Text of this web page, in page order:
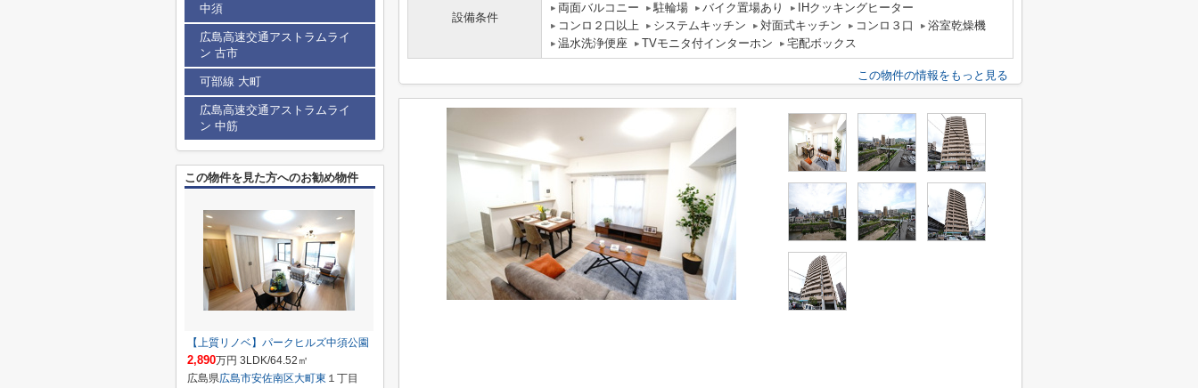
設備条件
両面バルコニー
駐輪場 バイク置場あり
IHクッキングヒーター
コンロ２口以上
システムキッチン 対面式キッチン コンロ３口
浴室乾燥機
温水洗浄便座
TVモニタ付インターホン 宅配ボックス
この物件の情報をもっと見る
中須
広島高速交通アストラムライ
ン 古市
可部線 大町
広島高速交通アストラムライ
ン 中筋
この物件を見た方へのお勧め物件
【上質リノベ】パークヒルズ中須公園
2,890万円 3LDK/64.52㎡
広島県広島市安佐南区大町東 １丁目